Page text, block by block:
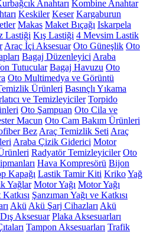
Anahtarı Kombine Anahtar
Keskiler Keser Kargaburun
Makas Maket Bıçağı Iskarpela
Lastiği Kış Lastiği 4 Mevsim Lastik
Araç İçi Aksesuar Oto Güneşlik Oto
Bagaj Düzenleyici Araba
Tutucular Bagaj Havuzu Oto
Oto Multimedya ve Görüntü
Ürünleri Basınçlı Yıkama
ve Temizleyiciler Torpido
Oto Şampuan Oto Cila ve
Macun Oto Cam Bakım Ürünleri
Bez Araç Temizlik Seti Araç
Araba Çizik Giderici Motor
Radyatör Temizleyiciler Oto
Hava Kompresörü Bijon
Kapağı Lastik Tamir Kiti KrikoYağ
Yağlar Motor Yağı Motor Yağı
Katkısı Şanzıman Yağı ve Katkısı
Akü Akü Şarj Cihazları Akü
Aksesuar Plaka Aksesuarları
Tampon Aksesuarları Trafik